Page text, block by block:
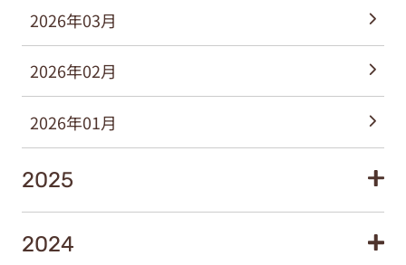
2026年03月
2026年02月
2026年01月
2025
2024